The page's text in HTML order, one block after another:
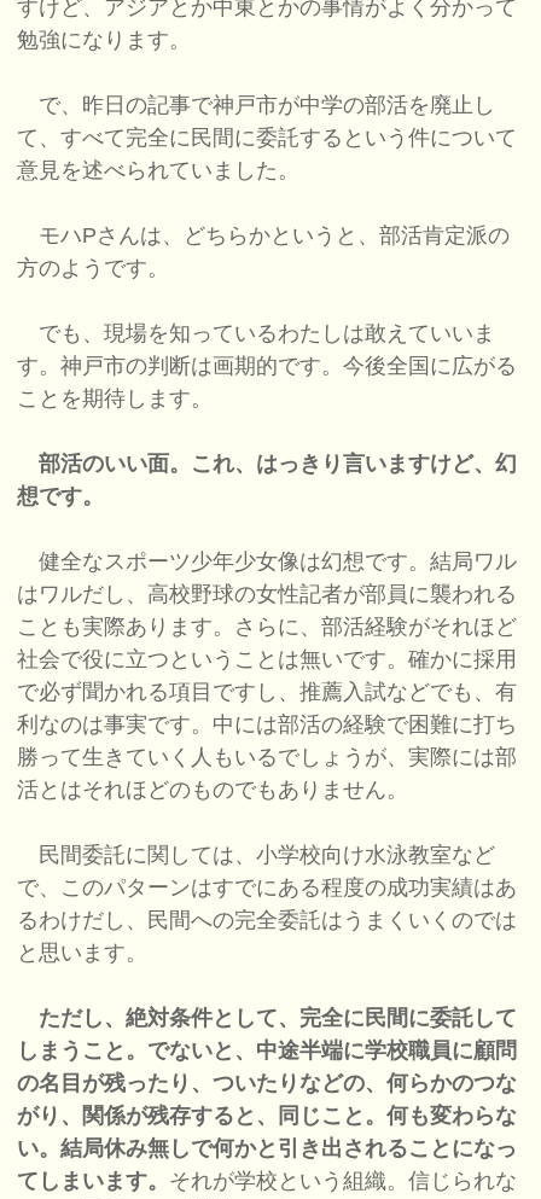
すけど、アジアとか中東とかの事情がよく分かって
勉強になります。
で、昨日の記事で神戸市が中学の部活を廃止し
て、すべて完全に民間に委託するという件について
意見を述べられていました。
モハPさんは、どちらかというと、部活肯定派の
方のようです。
でも、現場を知っているわたしは敢えていいま
す。神戸市の判断は画期的です。今後全国に広がる
ことを期待します。
部活のいい面。これ、はっきり言いますけど、幻
想です。
健全なスポーツ少年少女像は幻想です。結局ワル
はワルだし、高校野球の女性記者が部員に襲われる
ことも実際あります。さらに、部活経験がそれほど
社会で役に立つということは無いです。確かに採用
で必ず聞かれる項目ですし、推薦入試などでも、有
利なのは事実です。中には部活の経験で困難に打ち
勝って生きていく人もいるでしょうが、実際には部
活とはそれほどのものでもありません。
民間委託に関しては、小学校向け水泳教室など
で、このパターンはすでにある程度の成功実績はあ
るわけだし、民間への完全委託はうまくいくのでは
と思います。
ただし、絶対条件として、完全に民間に委託して
しまうこと。でないと、中途半端に学校職員に顧問
の名目が残ったり、ついたりなどの、何らかのつな
がり、関係が残存すると、同じこと。何も変わらな
い。結局休み無しで何かと引き出されることになっ
てしまいます。 それが学校という組織。信じられな